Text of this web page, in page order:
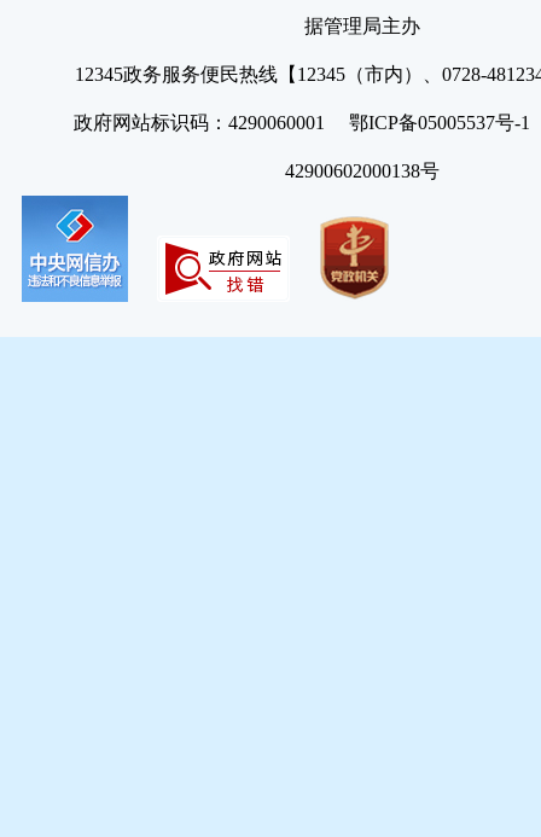
据管理局主办
12345政务服务便民热线【12345（市内）、0728-
政府网站标识码：4290060001 鄂ICP备05005537号
42900602000138号